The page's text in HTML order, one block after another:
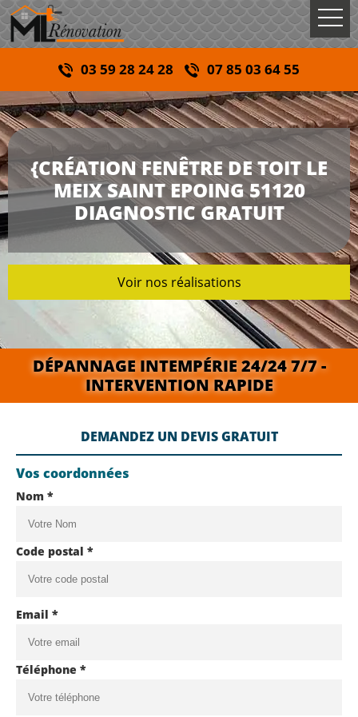
03 59 28 24 28 07 85 03 64 55
{CRÉATION FENÊTRE DE TOIT LE
MEIX SAINT EPOING 51120
DIAGNOSTIC GRATUIT
Voir nos réalisations
DÉPANNAGE INTEMPÉRIE 24/24 7/7 -
INTERVENTION RAPIDE
DEMANDEZ UN DEVIS GRATUIT
Vos coordonnées
Nom *
Code postal *
Email *
Téléphone *